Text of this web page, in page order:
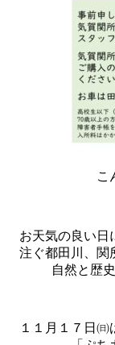
こ
お天気の良い日
注ぐ都田川、関
自然と歴
１１月１７日